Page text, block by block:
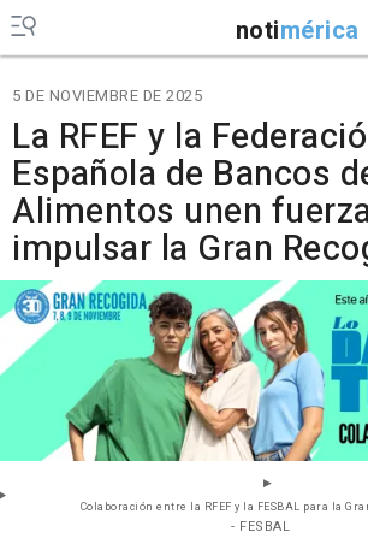
notimérica
5 DE NOVIEMBRE DE 2025
La RFEF y la
Española de Bancos
Alimentos unen
impulsar la Gran
Colaboración entre la RFEF y la FESBAL para la
- FESBAL